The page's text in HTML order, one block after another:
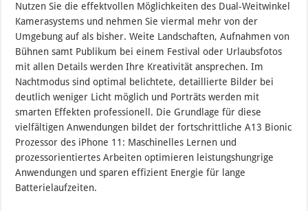
Nutzen Sie die effektvollen Möglichkeiten des Dual-Weitwinkel
Kamerasystems und nehmen Sie viermal mehr von der
Umgebung auf als bisher. Weite Landschaften, Aufnahmen von
Bühnen samt Publikum bei einem Festival oder Urlaubsfotos
mit allen Details werden Ihre Kreativität ansprechen. Im
Nachtmodus sind optimal belichtete, detaillierte Bilder bei
deutlich weniger Licht möglich und Porträts werden mit
smarten Effekten professionell. Die Grundlage für diese
vielfältigen Anwendungen bildet der fortschrittliche A13 Bionic
Prozessor des iPhone 11: Maschinelles Lernen und
prozessorientiertes Arbeiten optimieren leistungshungrige
Anwendungen und sparen effizient Energie für lange
Batterielaufzeiten.